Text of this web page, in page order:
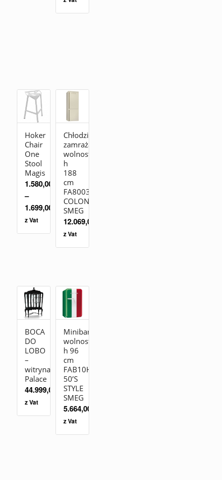
Hoker
Chair
One
Stool
Magis
1.580,00
–
1.699,00
z Vat
Chłodziarko-
zamrażarka
wolnostojąca
h
188
cm
FA8003PO
COLONIALE
SMEG
12.069,00
z Vat
BOCA
DO
LOBO
–
witryna
Palace
44.999,00
z Vat
Minibar
wolnostojąca
h 96
cm
FAB10HRDIT2
50’S
STYLE
SMEG
5.664,00
z Vat